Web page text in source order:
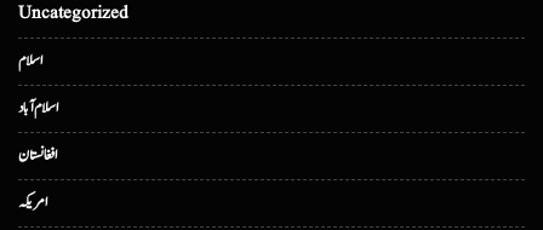
Uncategorized
اسلام
اسلام آباد
افغانستان
امریکہ